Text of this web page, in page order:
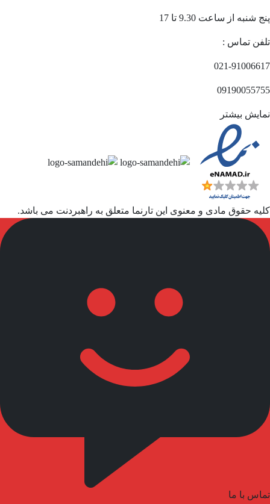
پنج شنبه از ساعت 9.30 تا 17
تلفن تماس :
021-91006617
09190055755
نمایش بیشتر
کلیه حقوق مادی و معنوی این تارنما متعلق به راهبردنت می باشد.
تماس با ما